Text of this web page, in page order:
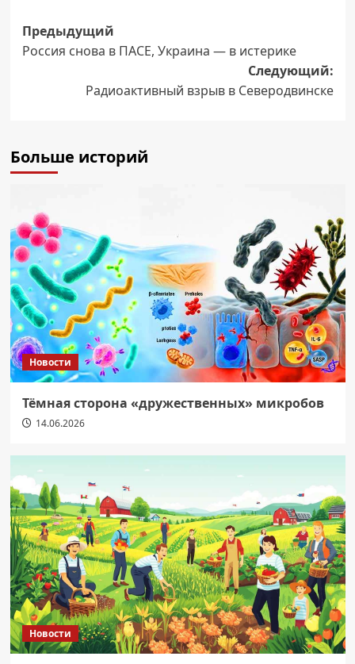
Навигация
записи
Предыдущий
Россия снова в ПАСЕ, Украина — в истерике
Следующий:
Радиоактивный взрыв в Северодвинске
Больше историй
Новости
Тёмная сторона «дружественных» микробов
14.06.2026
Новости